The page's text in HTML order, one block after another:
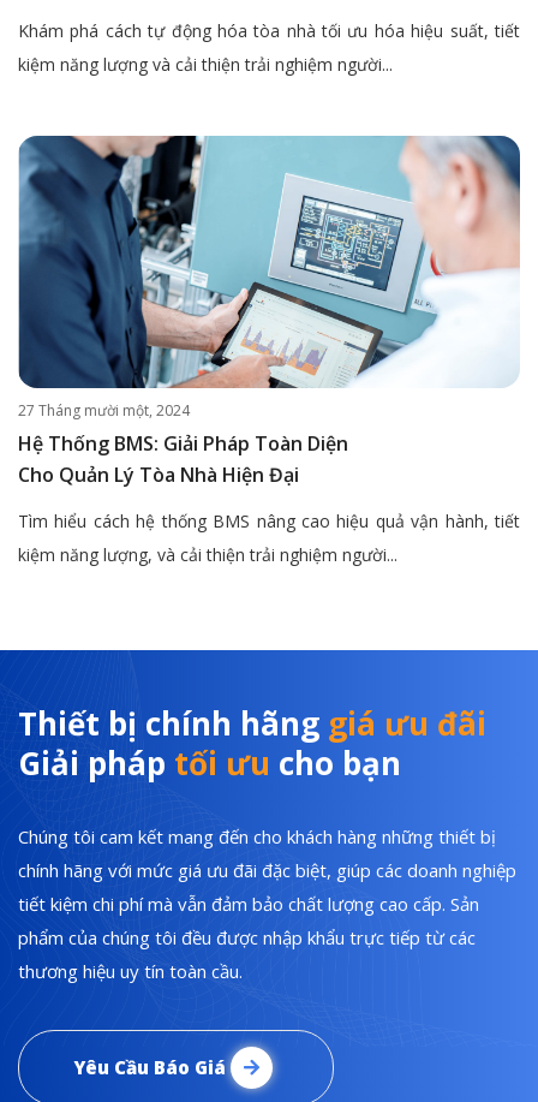
Khám phá cách tự động hóa tòa nhà tối ưu hóa hiệu suất, tiết
kiệm năng lượng và cải thiện trải nghiệm người...
27 Tháng mười một, 2024
Hệ Thống BMS: Giải Pháp Toàn Diện
Cho Quản Lý Tòa Nhà Hiện Đại
Tìm hiểu cách hệ thống BMS nâng cao hiệu quả vận hành, tiết
kiệm năng lượng, và cải thiện trải nghiệm người...
Thiết bị chính hãng giá ưu đãi
Giải pháp tối ưu cho bạn
Chúng tôi cam kết mang đến cho khách hàng những thiết bị
chính hãng với mức giá ưu đãi đặc biệt, giúp các doanh nghiệp
tiết kiệm chi phí mà vẫn đảm bảo chất lượng cao cấp. Sản
phẩm của chúng tôi đều được nhập khẩu trực tiếp từ các
thương hiệu uy tín toàn cầu.
Yêu Cầu Báo Giá